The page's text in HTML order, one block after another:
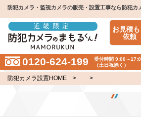
防犯カメラ・監視カメラの販売・設置工事なら防犯カ
近畿限定
お見積も
依頼
0120-624-199
受付時間 9:00～
（土日祝除く）
防犯カメラ設置HOME> >